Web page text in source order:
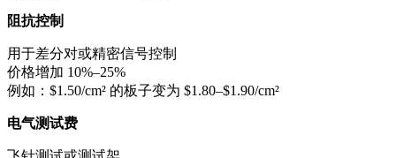
阻抗控制
用于差分对或精密信号控制
价格增加 10%–25%
例如：$1.50/cm² 的板子变为 $1.80–$1.90/cm²
电气测试费